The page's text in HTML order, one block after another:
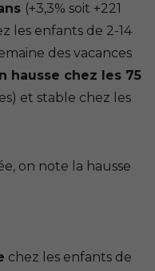
(+3,3% soit +221
les enfants de 2-14
des vacances
hausse chez les 75
et stable chez les
on note la hausse
chez les enfants de